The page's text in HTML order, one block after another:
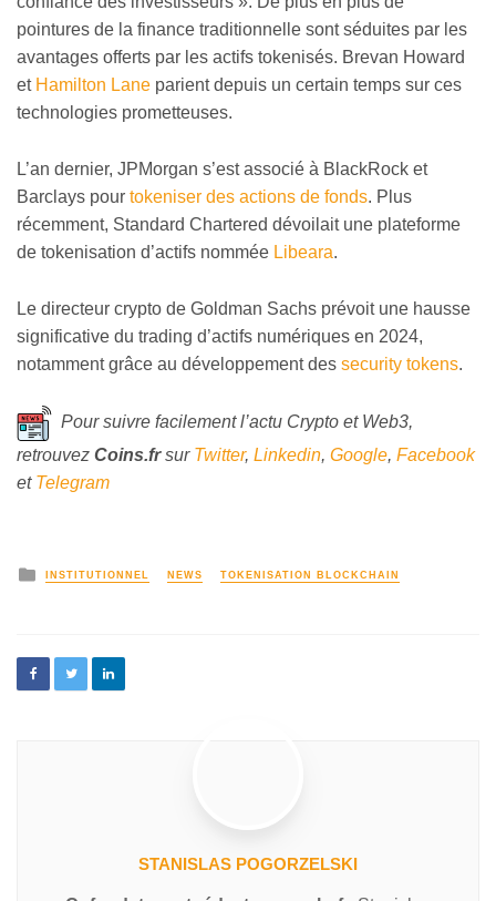
pointures de la finance traditionnelle sont séduites par les
avantages offerts par les actifs tokenisés. Brevan Howard
et Hamilton Lane parient depuis un certain temps sur ces
technologies prometteuses.
L’an dernier, JPMorgan s’est associé à BlackRock et
Barclays pour tokeniser des actions de fonds. Plus
récemment, Standard Chartered dévoilait une plateforme
de tokenisation d’actifs nommée Libeara.
Le directeur crypto de Goldman Sachs prévoit une hausse
significative du trading d’actifs numériques en 2024,
notamment grâce au développement des security tokens.
Pour suivre facilement l’actu Crypto et Web3,
retrouvez Coins.frsur Twitter, Linkedin, Google, Facebook
et Telegram
INSTITUTIONNEL NEWS TOKENISATION BLOCKCHAIN
STANISLAS POGORZELSKI